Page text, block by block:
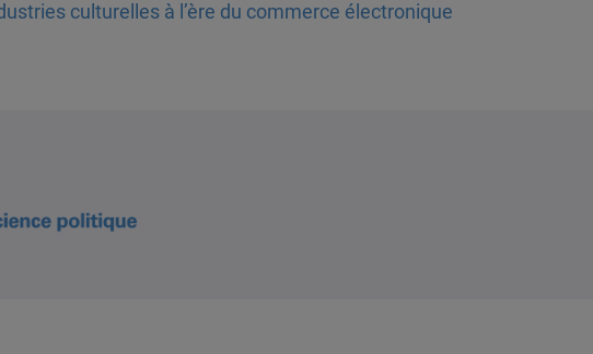
culturelles à l’ère du commerce électronique